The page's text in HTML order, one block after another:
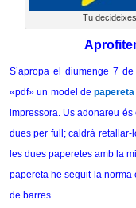
Tu
S’apropa el diumenge 7
«pdf» un model de
impressora. Us adonareu
dues per full; caldrà
les dues paperetes amb la
papereta he seguit la norma
de barres.